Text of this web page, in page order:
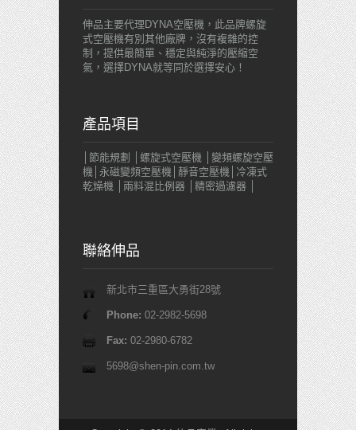
伸品主要代理DYNA空壓機，此品牌螺旋
式空壓機有別其他廠牌，沒有複雜的控
制，提供最簡單、穩定與純淨的壓縮空
氣，選擇DYNA就等同於選擇安心！
產品項目
│節能規劃 │螺旋式空壓機 │變頻螺旋空壓
機│永磁變頻空壓機│靜音空壓機│冷凍式
乾燥機 │兩料混比例器 │精密過濾器 │
聯絡伸品
新北市三重區大勇街28號
Phone: 02-2982-5698
Fax: 02-2980-6782
5698@shen-pin.com.tw